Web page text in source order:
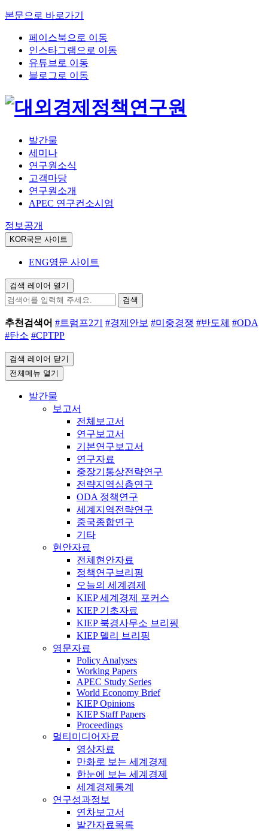
본문으로 바로가기
페이스북으로 이동
인스타그램으로 이동
유튜브로 이동
블로그로 이동
발간물
세미나
연구원소식
고객마당
연구원소개
APEC 연구컨소시엄
정보공개
KOR국문 사이트
ENG영문 사이트
검색 레이어 열기
검색
추천검색어 #트럼프2기 #경제안보 #미중경쟁 #반도체 #ODA
#탄소 #CPTPP
검색 레이어 닫기
전체메뉴 열기
발간물
보고서
전체보고서
연구보고서
기본연구보고서
연구자료
중장기통상전략연구
전략지역심층연구
ODA 정책연구
세계지역전략연구
중국종합연구
기타
현안자료
전체현안자료
정책연구브리핑
오늘의 세계경제
KIEP 세계경제 포커스
KIEP 기초자료
KIEP 북경사무소 브리핑
KIEP 델리 브리핑
영문자료
Policy Analyses
Working Papers
APEC Study Series
World Economy Brief
KIEP Opinions
KIEP Staff Papers
Proceedings
멀티미디어자료
영상자료
만화로 보는 세계경제
한눈에 보는 세계경제
세계경제통계
연구성과정보
연차보고서
발간자료목록